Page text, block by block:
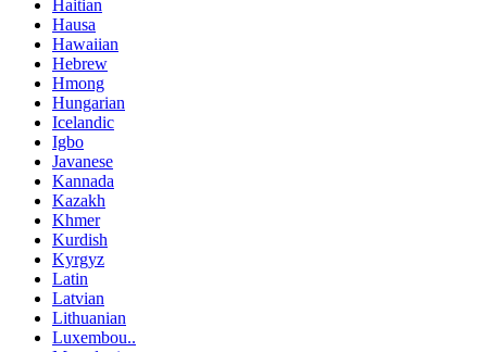
Haitian
Hausa
Hawaiian
Hebrew
Hmong
Hungarian
Icelandic
Igbo
Javanese
Kannada
Kazakh
Khmer
Kurdish
Kyrgyz
Latin
Latvian
Lithuanian
Luxembou..